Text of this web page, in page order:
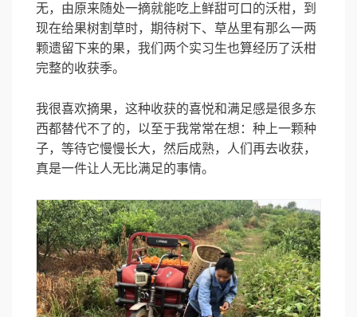
无，由原来随处一摘就能吃上鲜甜可口的沃柑，到
现在给果树割草时，期待树下、草丛里有那么一两
颗遗留下来的果，我们两个实习生也算经历了沃柑
完整的收获季。
我很喜欢摘果，这种收获的喜悦和满足感是很多东
西都替代不了的，以至于我常常在想：种上一颗种
子，等待它慢慢长大，然后成熟，人们再去收获，
真是一件让人无比满足的事情。